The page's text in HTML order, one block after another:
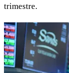
trimestre.